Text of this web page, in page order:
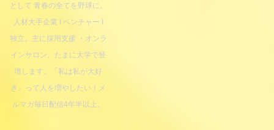
として 青春の全てを野球に。
人材大手企業 I ベンチャー I
独立。主に採用支援 ・オンラ
インサロン、たまに大学で登
壇します。「私は私が大好
き」って人を増やしたい！メ
ルマガ毎日配信4年半以上。